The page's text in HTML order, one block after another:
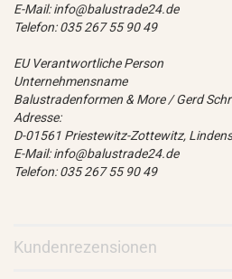
E-Mail: info@balustrade24.de
Telefon: 035 267 55 90 49
EU Verantwortliche Person
Unternehmensname
Balustradenformen & More / Gerd
Adresse:
D-01561 Priestewitz-Zottewitz,
E-Mail: info@balustrade24.de
Telefon: 035 267 55 90 49
Kundenrezensionen